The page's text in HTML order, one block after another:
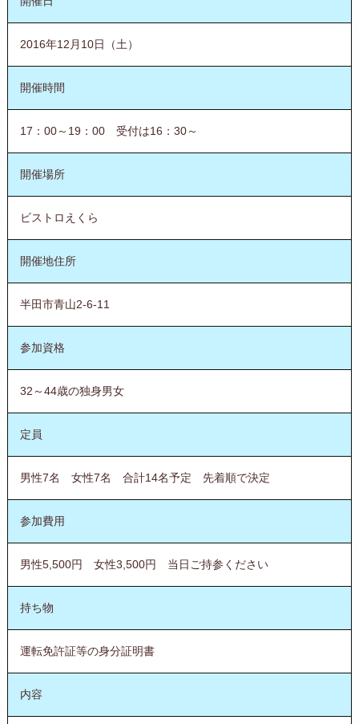
2016年12月10日（土）
開催時間
17：00～19：00 受付は16：30～
開催場所
ビストロえくら
開催地住所
半田市青山2-6-11
参加資格
32～44歳の独身男女
定員
男性7名 女性7名 合計14名予定 先着順で決定
参加費用
男性5,500円 女性3,500円 当日ご持参ください
持ち物
運転免許証等の身分証明書
内容